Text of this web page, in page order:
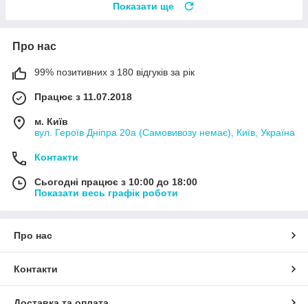
Показати ще
Про нас
99% позитивних з 180 відгуків за рік
Працює з 11.07.2018
м. Київ
вул. Героїв Дніпра 20а (Самовивозу немає), Київ, Україна
Контакти
Сьогодні працює з 10:00 до 18:00
Показати весь графік роботи
Про нас
Контакти